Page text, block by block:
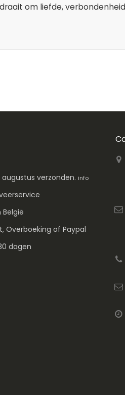
om liefde,
verzonden. info
Overboeking of Paypal
dagen